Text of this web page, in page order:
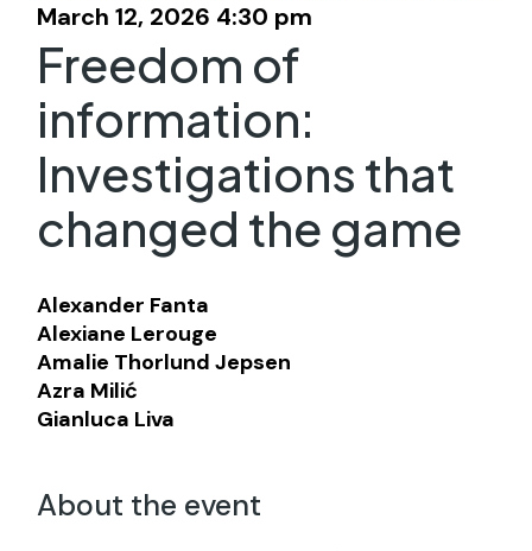
March 12, 2026 4:30 pm
Freedom of
information:
Investigations that
changed the game
Alexander Fanta
Alexiane Lerouge
Amalie Thorlund Jepsen
Azra Milić
Gianluca Liva
About the event